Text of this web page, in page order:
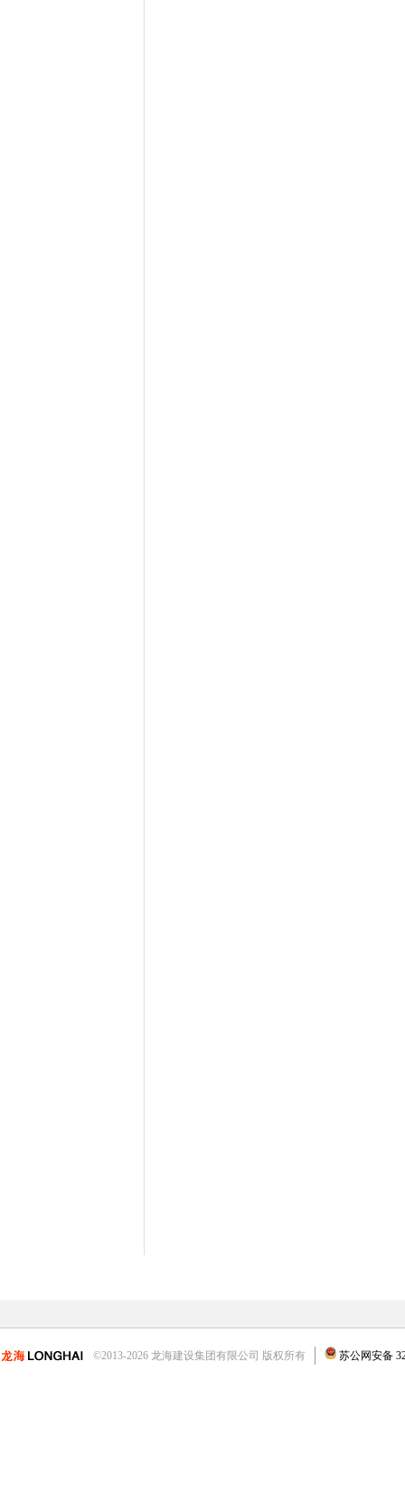
©2013-2026 龙海建设集团有限公司 版权所有 苏公网安备